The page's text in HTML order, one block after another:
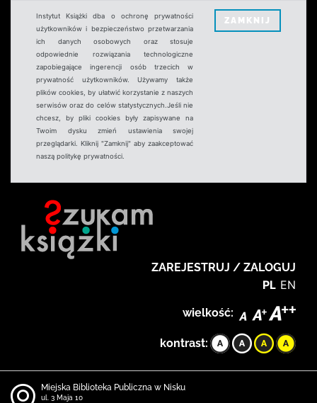
Instytut Książki dba o ochronę prywatności
użytkowników i bezpieczeństwo przetwarzania
ich danych osobowych oraz stosuje
odpowiednie rozwiązania technologiczne
zapobiegające ingerencji osób trzecich w
prywatność użytkowników. Używamy także
plików cookies, by ułatwić korzystanie z naszych
serwisów oraz do celów statystycznych.Jeśli nie
chcesz, by pliki cookies były zapisywane na
Twoim dysku zmień ustawienia swojej
przeglądarki. Kliknij "Zamknij" aby zaakceptować
naszą politykę prywatności.
ZAMKNIJ
ZAREJESTRUJ / ZALOGUJ
PL EN
wielkość:
kontrast:
Miejska Biblioteka Publiczna w Nisku
ul. 3 Maja 10